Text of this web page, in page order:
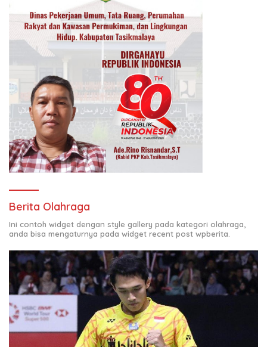
Berita Olahraga
Ini contoh widget dengan style gallery pada kategori olahraga,
anda bisa mengaturnya pada widget recent post wpberita.